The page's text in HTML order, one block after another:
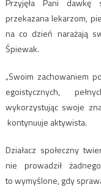
przekazana lekarzom,
na co dzień narażają
Śpiewak.
„Swoim zachowaniem
egoistycznych,
wykorzystując swoje
kontynuuje aktywista.
Działacz społeczny
nie prowadził
to wymyślone, gdy